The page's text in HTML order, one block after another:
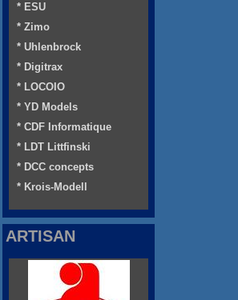
* ESU
* Zimo
* Uhlenbrock
* Digitrax
* LOCOIO
* YD Models
* CDF Informatique
* LDT Littfinski
* DCC concepts
* Krois-Modell
ARTISAN